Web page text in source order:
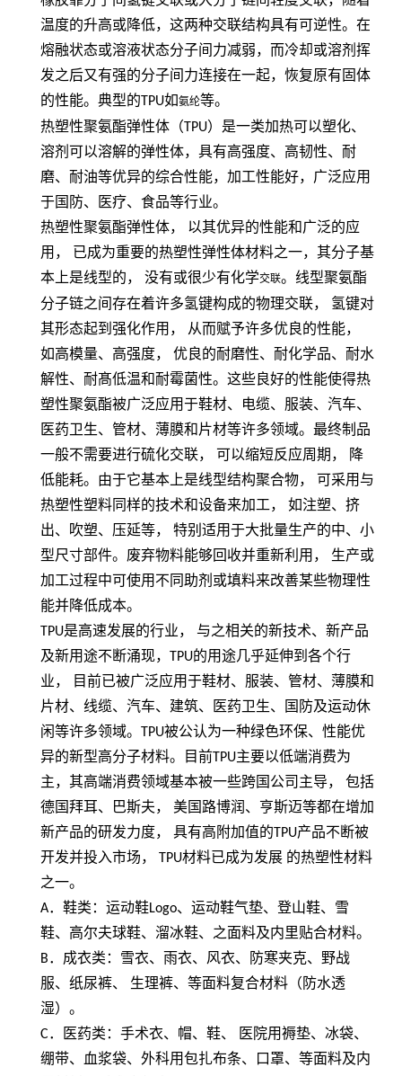
温度的升高或降低，这两种交联结构具有可逆性。在
熔融状态或溶液状态分子间力减弱，而冷却或溶剂挥
发之后又有强的分子间力连接在一起，恢复原有固体
的性能。典型的TPU如氨纶等。
热塑性聚氨酯弹性体（TPU）是一类加热可以塑化、
溶剂可以溶解的弹性体，具有高强度、高韧性、耐
磨、耐油等优异的综合性能，加工性能好，广泛应用
于国防、医疗、食品等行业。
热塑性聚氨酯弹性体，
以其优异的性能和广泛的应
用，
已成为重要的热塑性弹性体材料之一，其分子基
本上是线型的，
没有或很少有化学交联。线型聚氨酯
分子链之间存在着许多氢键构成的物理交联，
氢键对
其形态起到强化作用，
从而赋予许多优良的性能，
如高模量、高强度，
优良的耐磨性、耐化学品、耐水
解性、耐髙低温和耐霉菌性。这些良好的性能使得热
塑性聚氨酯被广泛应用于鞋材、电缆、服装、汽车、
医药卫生、管材、薄膜和片材等许多领域。最终制品
一般不需要进行硫化交联，
可以缩短反应周期，
降
低能耗。由于它基本上是线型结构聚合物，
可采用与
热塑性塑料同样的技术和设备来加工，
如注塑、挤
出、吹塑、压延等，
特别适用于大批量生产的中、小
型尺寸部件。废弃物料能够回收并重新利用，
生产或
加工过程中可使用不同助剂或填料来改善某些物理性
能并降低成本。
TPU是高速发展的行业， 与之相关的新技术、新产品
及新用途不断涌现， TPU的用途几乎延伸到各个行
业， 目前已被广泛应用于鞋材、服装、管材、薄膜和
片材、线缆、汽车、建筑、医药卫生、国防及运动休
闲等许多领域。 TPU被公认为一种绿色环保、性能优
异的新型高分子材料。目前TPU主要以低端消费为
主，其高端消费领域基本被一些跨国公司主导， 包括
德国拜耳、巴斯夫， 美国路博润、亨斯迈等都在增加
新产品的研发力度， 具有高附加值的TPU产品不断被
开发并投入市场， TPU材料已成为发展 的热塑性材料
之一。
A．鞋类：运动鞋Logo、运动鞋气垫、登山鞋、雪
鞋、高尔夫球鞋、溜冰鞋、之面料及内里贴合材料。
B．成衣类：雪衣、雨衣、风衣、防寒夹克、野战
服、纸尿裤、 生理裤、等面料复合材料（防水透
湿）。
C．医药类：手术衣、帽、鞋、 医院用褥垫、冰袋、
绷带、血浆袋、外科用包扎布条、口罩、等面料及内